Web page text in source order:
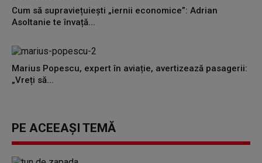
Cum să supraviețuiești „iernii economice”: Adrian
Asoltanie te învață...
Marius Popescu, expert în aviație, avertizează pasagerii:
„Vreți să...
PE ACEEAȘI TEMĂ